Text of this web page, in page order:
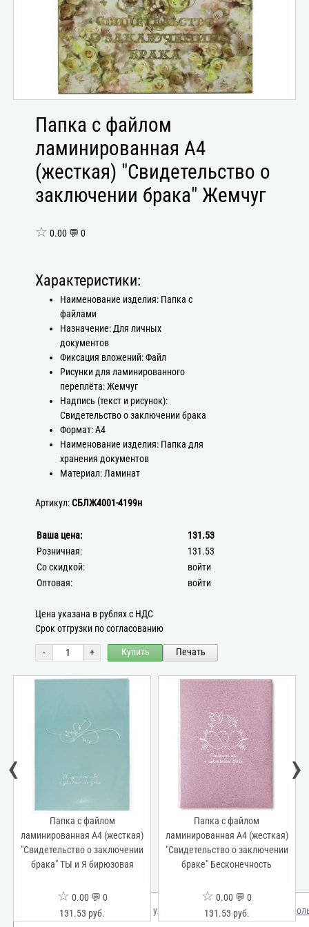
Папка с файлом
ламинированная А4
(жесткая) "Свидетельство о
заключении брака" Жемчуг
☆ 0.00 💬 0
Характеристики:
Наименование изделия: Папка с
файлами
Назначение: Для личных
документов
Фиксация вложений: Файл
Рисунки для ламинированного
переплёта: Жемчуг
Надпись (текст и рисунок):
Свидетельство о заключении брака
Формат: А4
Наименование изделия: Папка для
хранения документов
Материал: Ламинат
Артикул:СБЛЖ4001-4199н
Ваша цена:
131.53
Розничная:
131.53
Со скидкой:
войти
Оптовая:
войти
Цена указана в рублях с НДС
Срок отгрузки по согласованию
- + Купить Печать
Папка с файлом
ламинированная А4 (жесткая)
"Свидетельство о заключении
брака" ТЫ и Я бирюзовая
☆ 0.00 💬 0
131.53 руб.
Папка с файлом
ламинированная А4 (жесткая)
"Свидетельство о заключении
браке" Бесконечность
☆ 0.00 💬 0
131.53 руб.
‹ ›
Мы используем куки для улучшения вашего опыта. Узнать